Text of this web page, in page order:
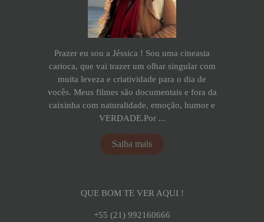
Prazer eu sou a Jéssica ! Sou uma cineasta
carioca, que vai trazer um olhar singular com
muita leveza e criatividade para o dia de
vocês. Meus filmes são documentais e fora da
caixinha com naturalidade, emoção, humor e
VERDADE.Por ...
Saiba mais
QUE BOM TE VER AQUI !
+55 (21) 992160666